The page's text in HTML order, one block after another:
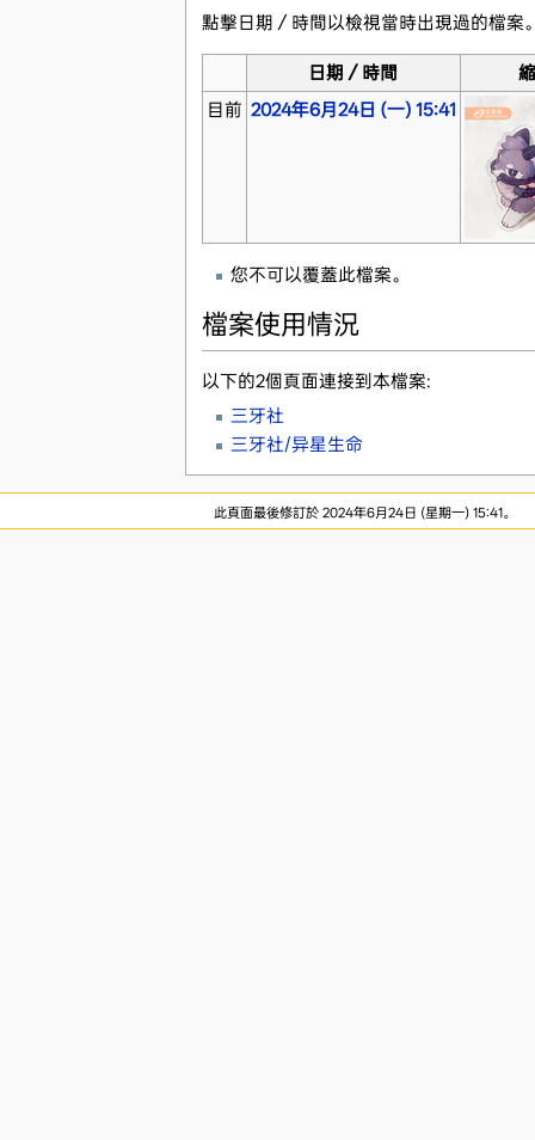
點擊日期／時間以檢視當時出現過的檔案
日期／時間
目前 2024年6月24日 (一) 15:41
您不可以覆蓋此檔案。
檔案使用情況
以下的2個頁面連接到本檔案:
三牙社
三牙社/异星生命
此頁面最後修訂於 2024年6月24日 (星期一) 15:41。